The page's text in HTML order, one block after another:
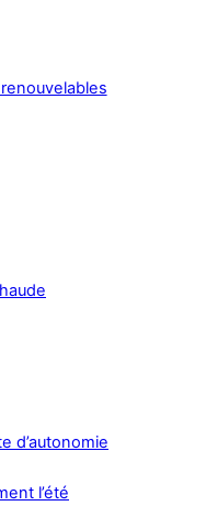
d’autonomie
l’été